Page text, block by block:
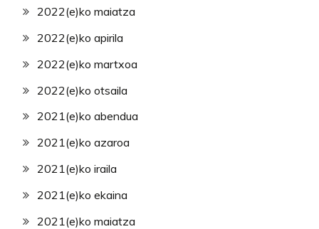
2022(e)ko maiatza
2022(e)ko apirila
2022(e)ko martxoa
2022(e)ko otsaila
2021(e)ko abendua
2021(e)ko azaroa
2021(e)ko iraila
2021(e)ko ekaina
2021(e)ko maiatza